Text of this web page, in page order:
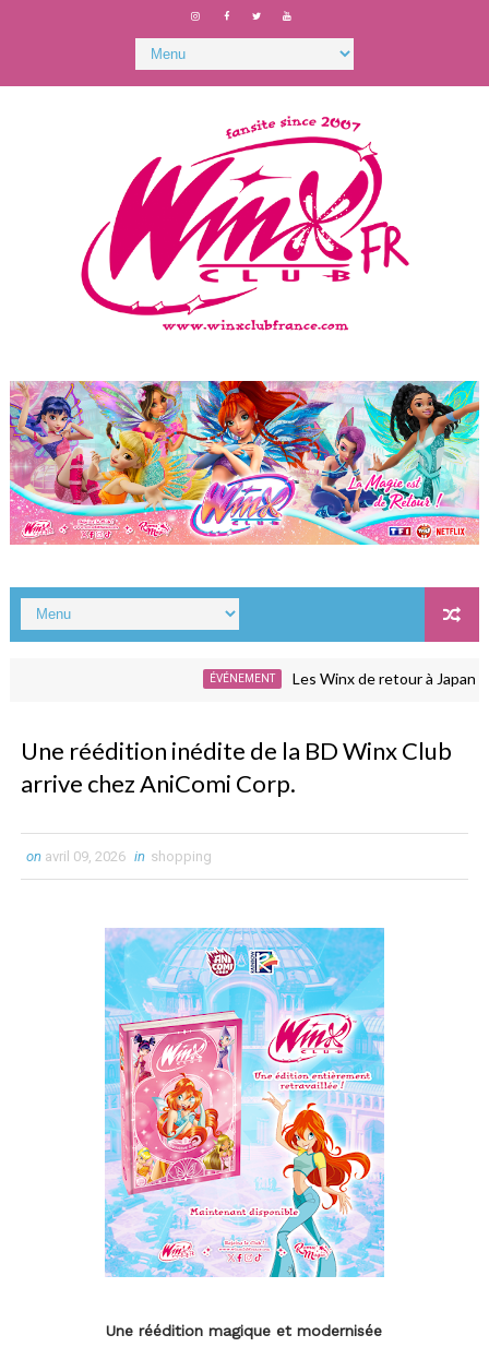
ÉVÉNEMENT Les Winx de retour à Japan
Une réédition inédite de la BD Winx Club
arrive chez AniComi Corp.
on avril 09, 2026 in shopping
Une réédition magique et modernisée